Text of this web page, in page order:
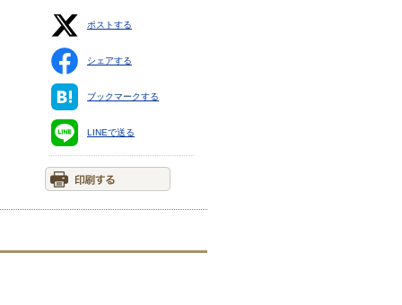
ポストする
シェアする
ブックマークする
LINEで送る